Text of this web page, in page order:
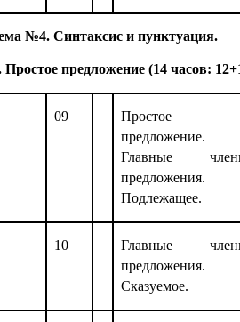
№4. Синтаксис и пунктуация.
Простое предложение (14 часов:
09
Простое
предложение.
Главные
предложения.
Подлежащее.
10
Главные
предложения.
Сказуемое.